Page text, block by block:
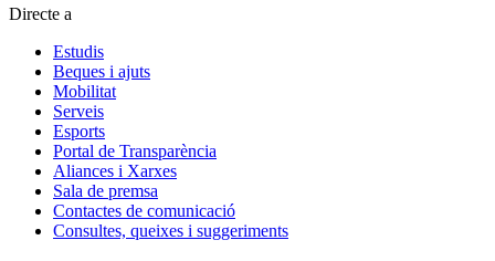
Directe a
Estudis
Beques i ajuts
Mobilitat
Serveis
Esports
Portal de Transparència
Aliances i Xarxes
Sala de premsa
Contactes de comunicació
Consultes, queixes i suggeriments